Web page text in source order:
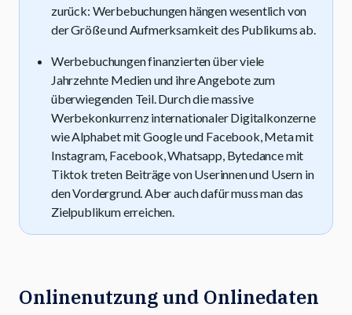
zurück: Werbebuchungen hängen wesentlich von
der Größe und Aufmerksamkeit des Publikums ab.
Werbebuchungen finanzierten über viele
Jahrzehnte Medien und ihre Angebote zum
überwiegenden Teil. Durch die massive
Werbekonkurrenz internationaler Digitalkonzerne
wie Alphabet mit Google und Facebook, Meta mit
Instagram, Facebook, Whatsapp, Bytedance mit
Tiktok treten Beiträge von Userinnen und Usern in
den Vordergrund. Aber auch dafür muss man das
Zielpublikum erreichen.
Onlinenutzung und Onlinedaten